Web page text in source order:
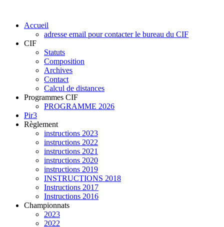
Accueil
adresse email pour contacter le bureau du CIF
CIF
Statuts
Composition
Archives
Contact
Calcul de distances
Programmes CIF
PROGRAMME 2026
Pir3
Règlement
instructions 2023
instructions 2022
instructions 2021
instructions 2020
instructions 2019
INSTRUCTIONS 2018
Instructions 2017
Instructions 2016
Championnats
2023
2022